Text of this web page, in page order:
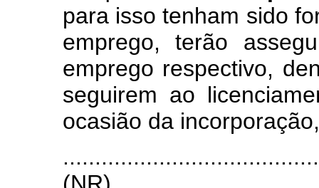
para isso tenham sido
emprego, terão
emprego respectivo,
seguirem ao
ocasião da